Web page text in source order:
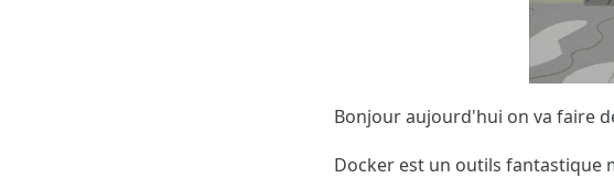
Bonjour aujourd'hui on va faire
Docker est un outils fantastique